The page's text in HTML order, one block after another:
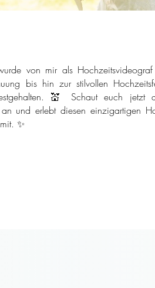
von mir als
bis hin zur stilvollen
💒 Schaut euch jetzt
und erlebt diesen einzigartigen
✨